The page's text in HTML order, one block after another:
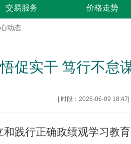
交易服务 价格走势
动态
促实干 笃行不
时段：2026-06-09 18:47
和践行正确政绩观学习教